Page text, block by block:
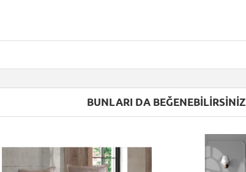
BUNLARI DA BEĞENEBILIRSINIZ